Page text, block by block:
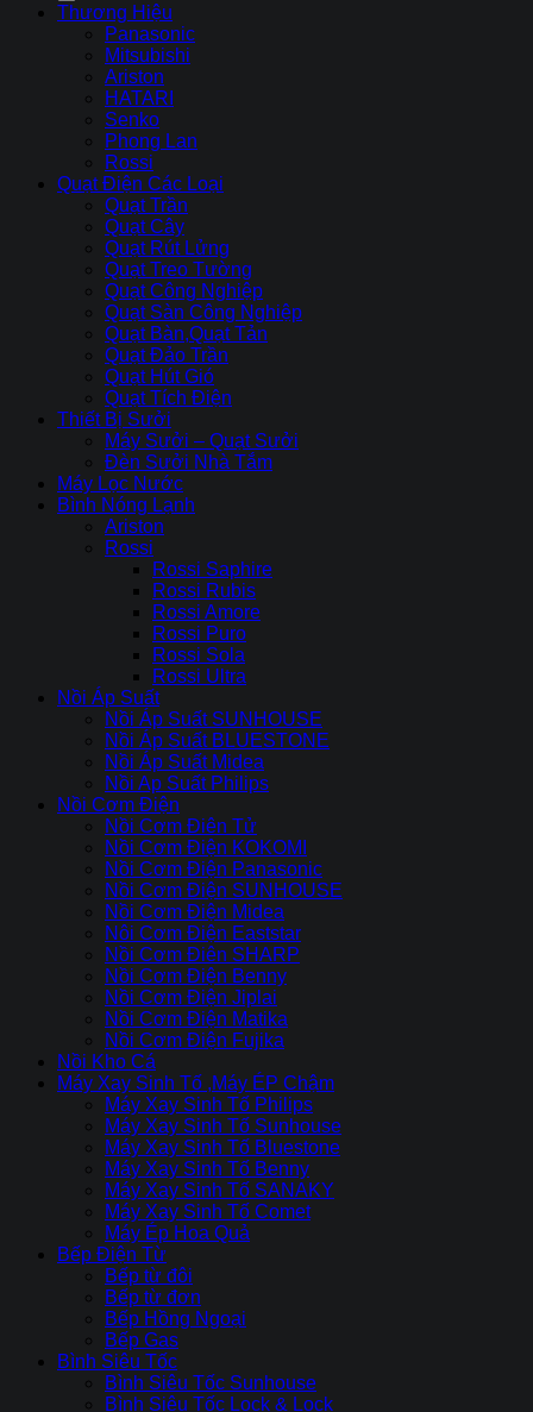
Thương Hiệu
Panasonic
Mitsubishi
Ariston
HATARI
Senko
Phong Lan
Rossi
Quạt Điện Các Loại
Quạt Trần
Quạt Cây
Quạt Rút Lửng
Quạt Treo Tường
Quạt Công Nghiệp
Quạt Sàn Công Nghiệp
Quạt Bàn,Quạt Tản
Quạt Đảo Trần
Quạt Hút Gió
Quạt Tích Điện
Thiết Bị Sưởi
Máy Sưởi – Quạt Sưởi
Đèn Sưởi Nhà Tắm
Máy Lọc Nước
Bình Nóng Lạnh
Ariston
Rossi
Rossi Saphire
Rossi Rubis
Rossi Amore
Rossi Puro
Rossi Sola
Rossi Ultra
Nồi Áp Suất
Nồi Áp Suất SUNHOUSE
Nồi Áp Suất BLUESTONE
Nồi Áp Suất Midea
Nồi Ap Suất Philips
Nồi Cơm Điện
Nồi Cơm Điên Tử
Nồi Cơm Điện KOKOMI
Nồi Cơm Điện Panasonic
Nồi Cơm Điện SUNHOUSE
Nồi Cơm Điện Midea
Nôi Cơm Điện Eaststar
Nồi Cơm Điên SHARP
Nồi Cơm Điện Benny
Nồi Cơm Điện Jiplai
Nồi Cơm Điện Matika
Nồi Cơm Điện Fujika
Nồi Kho Cá
Máy Xay Sinh Tố ,Máy ÉP Chậm
Máy Xay Sinh Tố Philips
Máy Xay Sinh Tố Sunhouse
Máy Xay Sinh Tố Bluestone
Máy Xay Sinh Tố Benny
Máy Xay Sinh Tố SANAKY
Máy Xay Sinh Tố Comet
Máy Ép Hoa Quả
Bếp Điện Từ
Bếp từ đôi
Bếp từ đơn
Bếp Hồng Ngoại
Bếp Gas
Bình Siêu Tốc
Bình Siêu Tốc Sunhouse
Bình Siêu Tốc Lock & Lock